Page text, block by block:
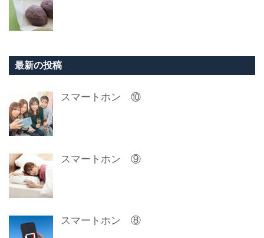
最新の投稿
スマートホン ⑩
スマートホン ⑨
スマートホン ⑧